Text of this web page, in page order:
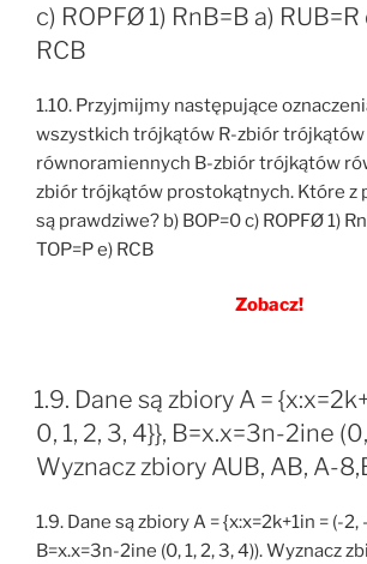
c) ROPFØ 1) RnB=B a) RUB=R
RCB
1.10. Przyjmijmy następujące
wszystkich trójkątów R-zbiór trójkątów
równoramiennych B-zbiór trójkątów
zbiór trójkątów prostokątnych. Które z
są prawdziwe? b) BOP=0 c) ROPFØ 1)
TOP=P e) RCB
Zobacz!
1.9. Dane są zbiory A =
0, 1, 2, 3, 4}}, B=x.x=3n-2ine (0,
Wyznacz zbiory AUB, AB, A-
1.9. Dane są zbiory A = {x:x=2k+1in = (-2,
B=x.x=3n-2ine (0, 1, 2, 3, 4)). Wyznacz